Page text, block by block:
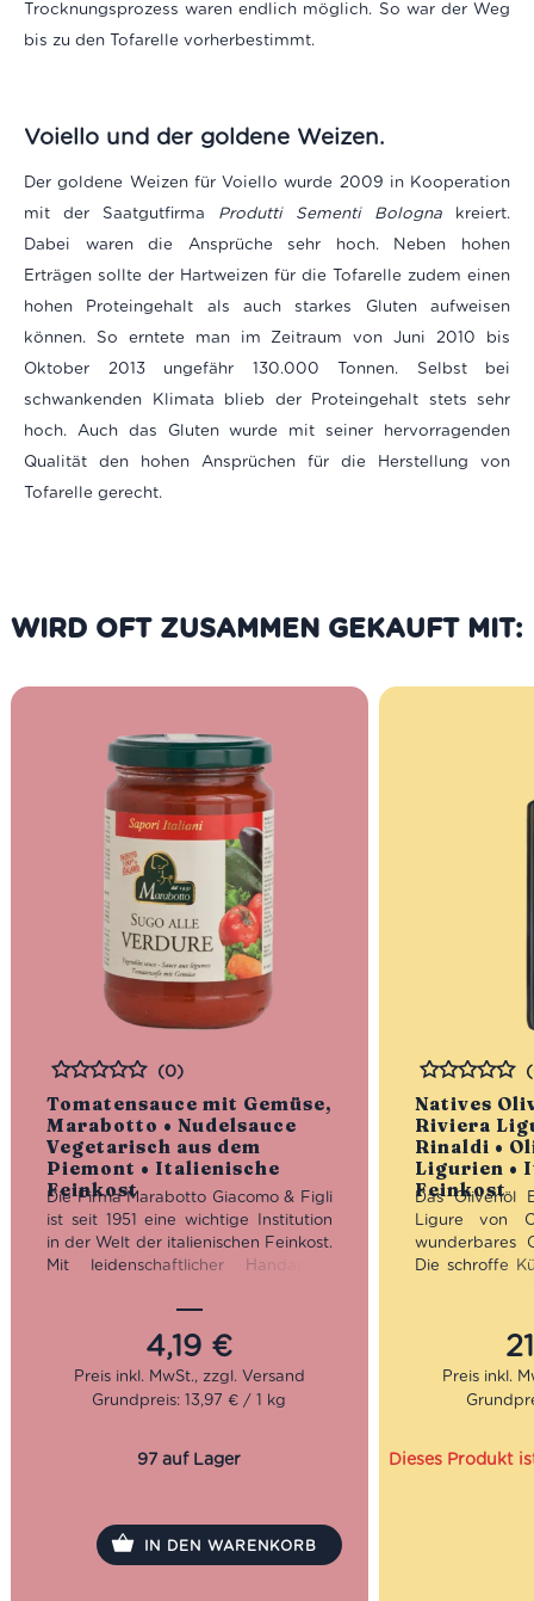
Trocknungsprozess waren endlich möglich. So war der Weg
bis zu den Tofarelle vorherbestimmt.
Voiello und der goldene Weizen.
Der goldene Weizen für Voiello wurde 2009 in Kooperation
mit der Saatgutfirma Produtti Sementi Bologna kreiert.
Dabei waren die Ansprüche sehr hoch. Neben hohen
Erträgen sollte der Hartweizen für die Tofarelle zudem einen
hohen Proteingehalt als auch starkes Gluten aufweisen
können. So erntete man im Zeitraum von Juni 2010 bis
Oktober 2013 ungefähr 130.000 Tonnen. Selbst bei
schwankenden Klimata blieb der Proteingehalt stets sehr
hoch. Auch das Gluten wurde mit seiner hervorragenden
Qualität den hohen Ansprüchen für die Herstellung von
Tofarelle gerecht.
WIRD OFT ZUSAMMEN GEKAUFT MIT:
Tomatensauce mit Gemüse,
Marabotto • Nudelsauce
Vegetarisch aus dem
Piemont • Italienische
Feinkost
Bewertet
(0)
Die Firma Marabotto Giacomo & Figli
ist seit 1951 eine wichtige Institution
in der Welt der italienischen Feinkost.
Mit leidenschaftlicher Handarbeit
eingelegte Pilze, Pesto, Pasta, Sugo
sowie feine italienische Gewürze her.
Insbesondere die Tomatensauce mit
Gemüse erfreut sich größter
Beliebtheit.
steht der Auswahl von hochwertigen
Auge für erstklassige Qualität kann
der hohe Anspruch über eine so
4,19 €
Grundpreis: 13,97 € / 1 kg
97 auf Lager
IN DEN WARENKORB
Natives
Riviera
Rinaldi •
Ligurien •
Feinkost
Bewertet
Das Olivenöl
Ligure von
wunderbares
Die schroffe
ausgesetzt.
Vergine
Rinaldi ist
Dieses Produkt